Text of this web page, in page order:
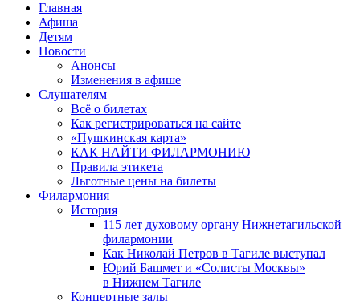
Главная
Афиша
Детям
Новости
Анонсы
Изменения в афише
Слушателям
Всё о билетах
Как регистрироваться на сайте
«Пушкинская карта»
КАК НАЙТИ ФИЛАРМОНИЮ
Правила этикета
Льготные цены на билеты
Филармония
История
115 лет духовому органу Нижнетагильской
филармонии
Как Николай Петров в Тагиле выступал
Юрий Башмет и «Солисты Москвы»
в Нижнем Тагиле
Концертные залы